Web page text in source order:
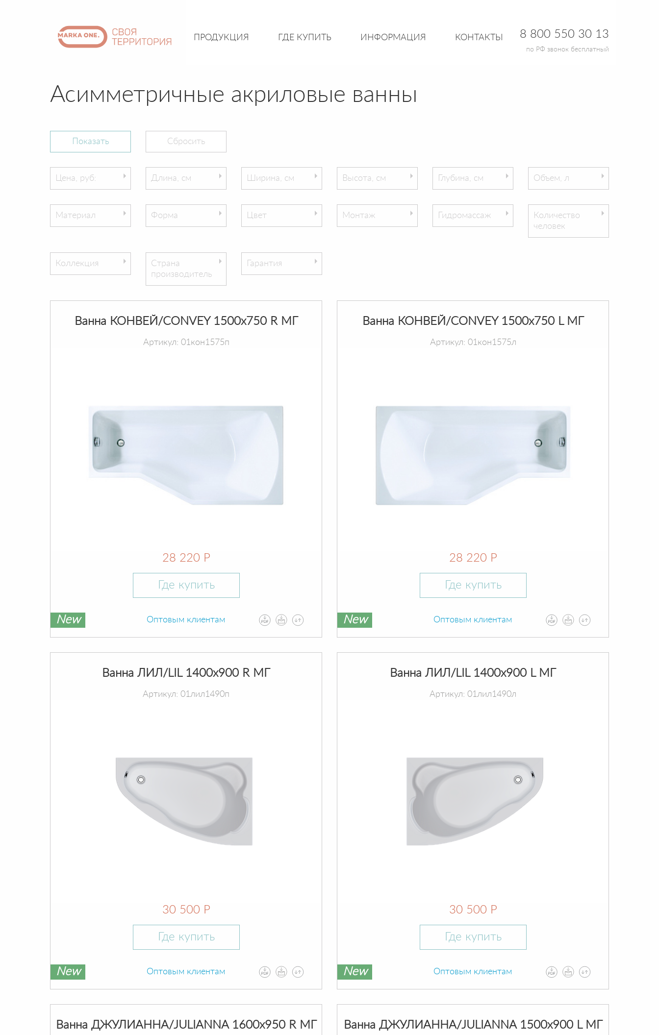
ПРОДУКЦИЯ ГДЕ КУПИТЬ ИНФОРМАЦИЯ КОНТАКТЫ 8 800 550 30 13
по РФ звонок бесплатный
Асимметричные акриловые ванны
Цена, руб: Длина, см Ширина, см Высота, см Глубина, см Объем, л
Материал Форма Цвет Монтаж Гидромассаж
Количество
человек
Коллекция
Страна
производитель
Гарантия
Ванна КОНВЕЙ/CONVEY 1500х750 R МГ
Артикул: 01кон1575п
28 220 Р
Где купить
New Оптовым клиентам
Ванна КОНВЕЙ/CONVEY 1500х750 L МГ
Артикул: 01кон1575л
28 220 Р
Где купить
New Оптовым клиентам
Ванна ЛИЛ/LIL 1400х900 R МГ
Артикул: 01лил1490п
30 500 Р
Где купить
New Оптовым клиентам
Ванна ЛИЛ/LIL 1400х900 L МГ
Артикул: 01лил1490л
30 500 Р
Где купить
New Оптовым клиентам
Ванна ДЖУЛИАННА/JULIANNA 1600х950 R МГ Ванна ДЖУЛИАННА/JULIANNA 1500х900 L МГ